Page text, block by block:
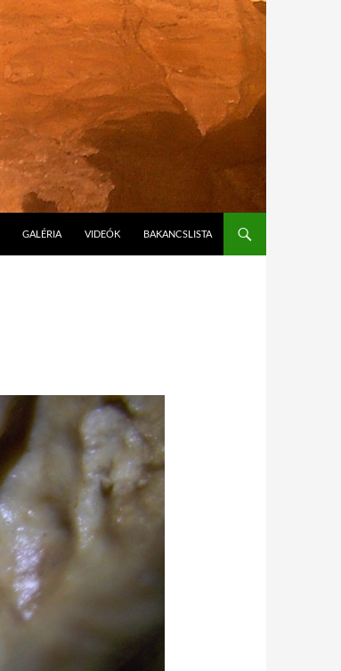
GALÉRIA VIDEÓK BAKANCSLISTA